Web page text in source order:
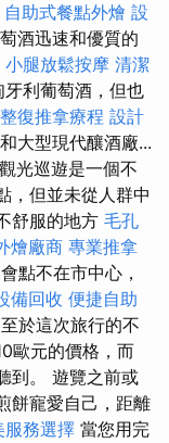
自助式餐點外燴 設
酒迅速和優質的
小腿放鬆按摩 清潔
利葡萄酒，但也
整復推拿療程 設計
大型現代釀酒廠...
光巡遊是一個不
，但並未從人群中
舒服的地方 毛孔
燴廠商 專業推拿
點不在市中心，
備回收 便捷自助
至於這次旅行的不
歐元的價格，而
到。 遊覽之前或
餅寵愛自己，距離
服務選擇 當您用完